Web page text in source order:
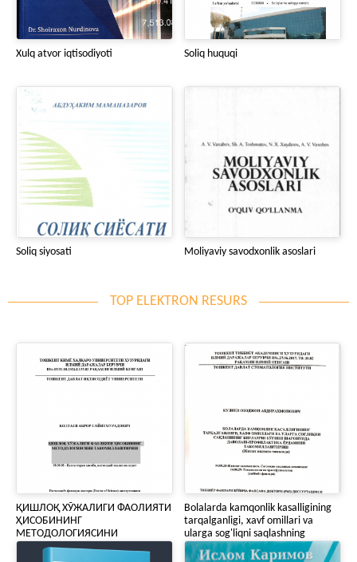
Xulq atvor iqtisodiyoti Soliq huquqi
Soliq siyosati Moliyaviy savodxonlik asoslari
TOP ELEKTRON RESURS
ҚИШЛОҚ ХЎЖАЛИГИ ФАОЛИЯТИ
ҲИСОБИНИНГ
МЕТОДОЛОГИЯСИНИ
ТАКОМИЛЛАШТИРИШ
Bolalarda kamqonlik kasalligining
tarqalganligi, xavf omillari va
ularga sog'liqni saqlashning
birlamchi bo'g'ini sharoitida
davolash-profilaktika k